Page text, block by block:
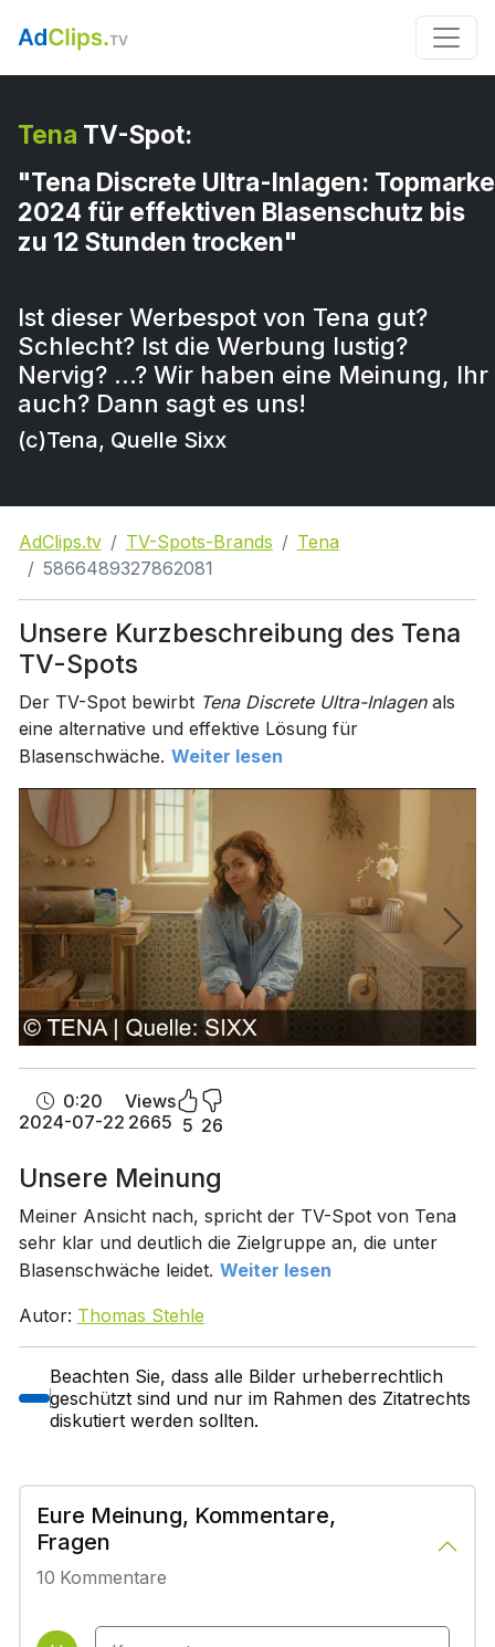
Tena TV-Spot:
"Tena Discrete Ultra-Inlagen: Topmarke
2024 für effektiven Blasenschutz bis
zu 12 Stunden trocken"
Ist dieser Werbespot von Tena gut?
Schlecht? Ist die Werbung lustig?
Nervig? …? Wir haben eine Meinung, Ihr
auch? Dann sagt es uns!
(c)Tena, Quelle Sixx
AdClips.tv TV-Spots-Brands
Tena
5866489327862081
Unsere Kurzbeschreibung des Tena
TV-Spots
Der TV-Spot bewirbt Tena Discrete Ultra-Inlagenals
eine alternative und effektive Lösung für
Blasenschwäche. Weiter lesen
0:20
2024-07-22
Views
2665 5 26
Unsere Meinung
Meiner Ansicht nach, spricht der TV-Spot von Tena
sehr klar und deutlich die Zielgruppe an, die unter
Blasenschwäche leidet. Weiter lesen
Autor: Thomas Stehle
Beachten Sie, dass alle Bilder urheberrechtlich
geschützt sind und nur im Rahmen des Zitatrechts
diskutiert werden sollten.
Eure Meinung, Kommentare,
Fragen
10 Kommentare